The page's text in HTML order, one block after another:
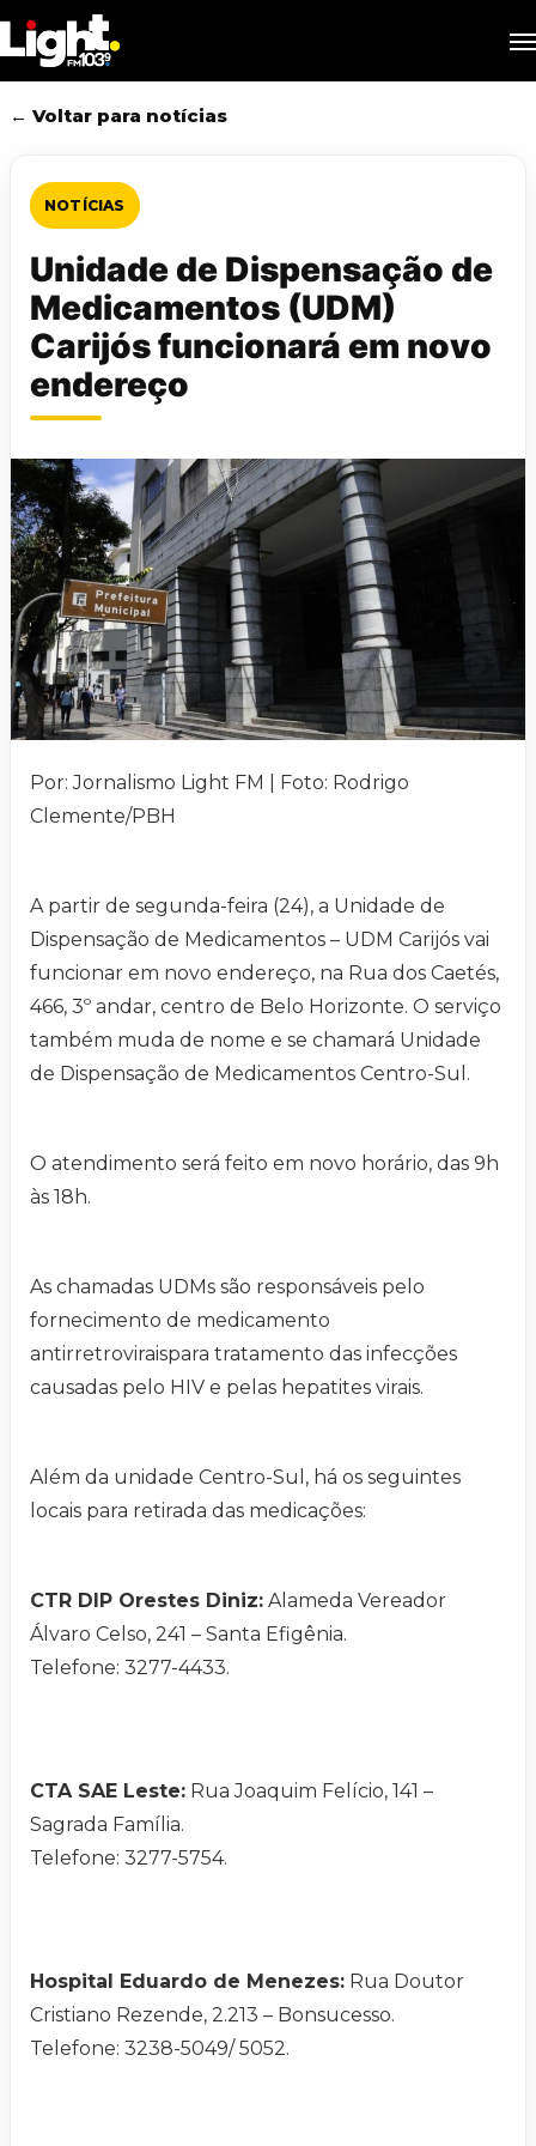
to
main
content
← Voltar para notícias
NOTÍCIAS
Unidade de Dispensação de
Medicamentos (UDM)
Carijós funcionará em novo
endereço
Por: Jornalismo Light FM | Foto: Rodrigo
Clemente/PBH
A partir de segunda-feira (24), a Unidade de
Dispensação de Medicamentos – UDM Carijós vai
funcionar em novo endereço, na Rua dos Caetés,
466, 3º andar, centro de Belo Horizonte. O serviço
também muda de nome e se chamará Unidade
de Dispensação de Medicamentos Centro-Sul.
O atendimento será feito em novo horário, das 9h
às 18h.
As chamadas UDMs são responsáveis pelo
fornecimento de medicamento
antirretroviraispara tratamento das infecções
causadas pelo HIV e pelas hepatites virais.
Além da unidade Centro-Sul, há os seguintes
locais para retirada das medicações:
CTR DIP Orestes Diniz: Alameda Vereador
Álvaro Celso, 241 – Santa Efigênia.
Telefone: 3277-4433.
CTA SAE Leste: Rua Joaquim Felício, 141 –
Sagrada Família.
Telefone: 3277-5754.
Hospital Eduardo de Menezes: Rua Doutor
Cristiano Rezende, 2.213 – Bonsucesso.
Telefone: 3238-5049/ 5052.